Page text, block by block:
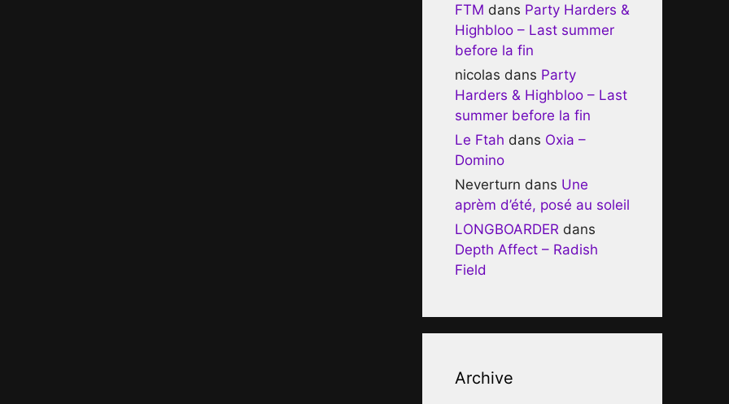
FTM dans Party Harders &
Highbloo – Last summer
before la fin
nicolas dans Party
Harders & Highbloo – Last
summer before la fin
Le Ftah dans Oxia –
Domino
Neverturn dans Une
aprèm d’été, posé au soleil
LONGBOARDER dans
Depth Affect – Radish
Field
Archive